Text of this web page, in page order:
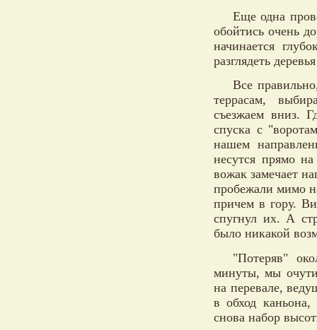
Еще одна
обойтись очень
начинается
разглядеть
Все
террасам,
съезжаем вниз.
спуска с
нашем
несутся прямо
вожак замечает
пробежали мимо
причем в гору.
спугнул их. А
было никакой
"Потеряв"
минуты, мы
на перевале,
в обход
снова набор